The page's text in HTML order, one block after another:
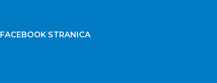
FACEBOOK STRANICA